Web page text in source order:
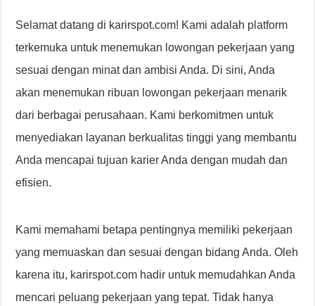
Selamat datang di karirspot.com! Kami adalah platform
terkemuka untuk menemukan lowongan pekerjaan yang
sesuai dengan minat dan ambisi Anda. Di sini, Anda
akan menemukan ribuan lowongan pekerjaan menarik
dari berbagai perusahaan. Kami berkomitmen untuk
menyediakan layanan berkualitas tinggi yang membantu
Anda mencapai tujuan karier Anda dengan mudah dan
efisien.
Kami memahami betapa pentingnya memiliki pekerjaan
yang memuaskan dan sesuai dengan bidang Anda. Oleh
karena itu, karirspot.com hadir untuk memudahkan Anda
mencari peluang pekerjaan yang tepat. Tidak hanya